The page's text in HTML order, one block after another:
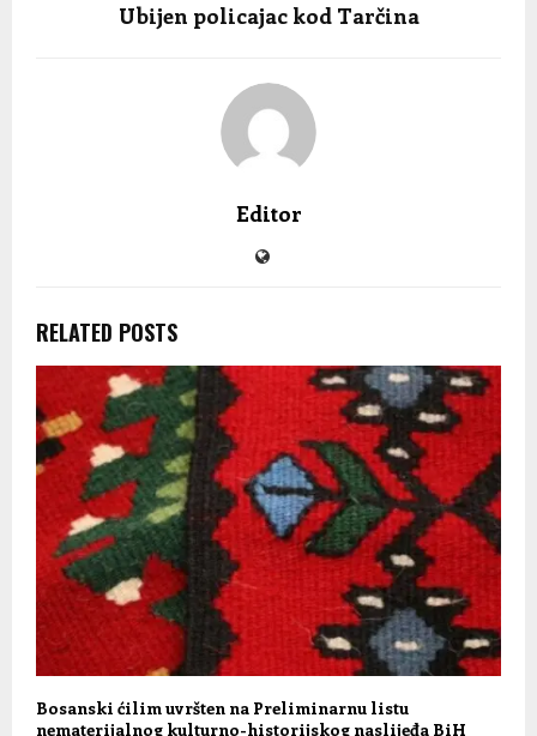
Ubijen policajac kod Tarčina
Editor
RELATED POSTS
Bosanski ćilim uvršten na Preliminarnu listu
nematerijalnog kulturno-historijskog naslijeđa BiH